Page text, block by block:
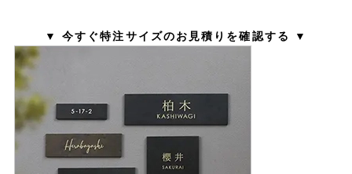
▼ 今すぐ特注サイズのお見積りを確認する ▼